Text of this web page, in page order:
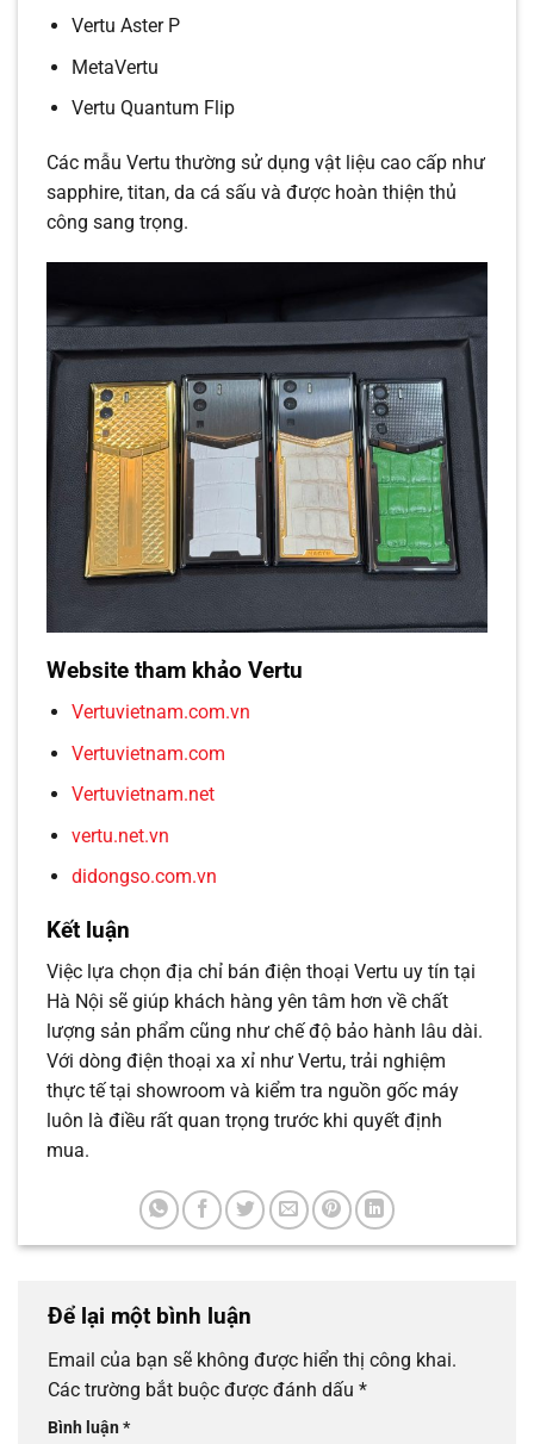
Vertu Aster P
MetaVertu
Vertu Quantum Flip
Các mẫu Vertu thường sử dụng vật liệu cao cấp như
sapphire, titan, da cá sấu và được hoàn thiện thủ
công sang trọng.
Website tham khảo Vertu
Vertuvietnam.com.vn
Vertuvietnam.com
Vertuvietnam.net
vertu.net.vn
didongso.com.vn
Kết luận
Việc lựa chọn địa chỉ bán điện thoại Vertu uy tín tại
Hà Nội sẽ giúp khách hàng yên tâm hơn về chất
lượng sản phẩm cũng như chế độ bảo hành lâu dài.
Với dòng điện thoại xa xỉ như Vertu, trải nghiệm
thực tế tại showroom và kiểm tra nguồn gốc máy
luôn là điều rất quan trọng trước khi quyết định
mua.
Để lại một bình luận
Email của bạn sẽ không được hiển thị công khai.
Các trường bắt buộc được đánh dấu *
Bình luận*